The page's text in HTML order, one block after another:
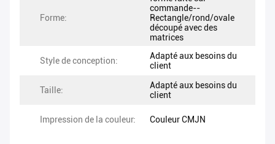
Forme:
commande--
Rectangle/rond/ovale
découpé avec des
matrices
Style de conception:
Adapté aux besoins du
client
Taille:
Adapté aux besoins du
client
Impression de la couleur: Couleur CMJN